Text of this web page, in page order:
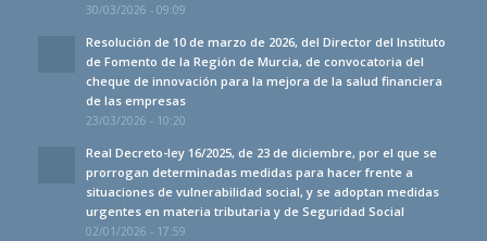
30/03/2026 - 09:09
Resolución de 10 de marzo de 2026, del Director del Instituto
de Fomento de la Región de Murcia, de convocatoria del
cheque de innovación para la mejora de la salud financiera
de las empresas
23/03/2026 - 10:20
Real Decreto-ley 16/2025, de 23 de diciembre, por el que se
prorrogan determinadas medidas para hacer frente a
situaciones de vulnerabilidad social, y se adoptan medidas
urgentes en materia tributaria y de Seguridad Social
02/01/2026 - 17:59